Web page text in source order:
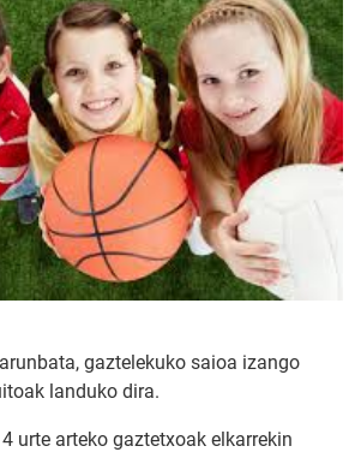
gaztelekuko saioa izango
landuko dira.
urte arteko gaztetxoak elkarrekin